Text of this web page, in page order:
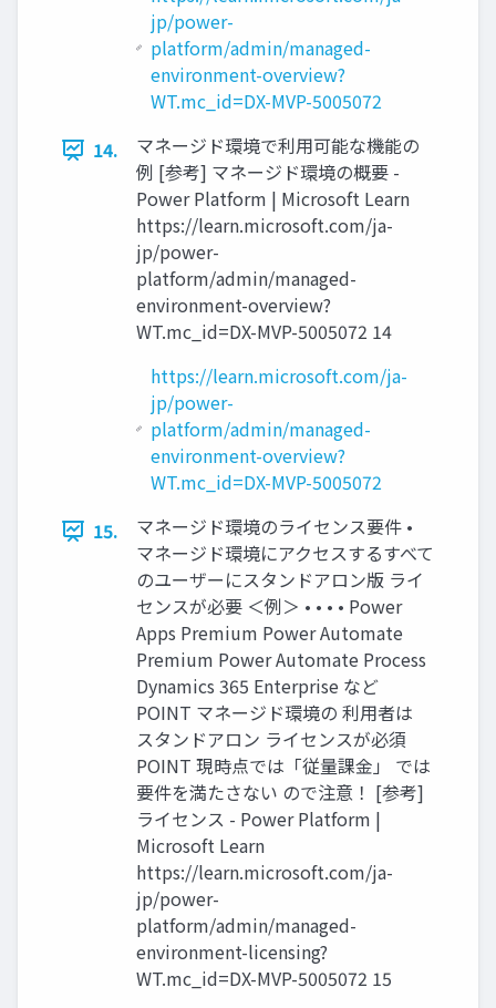
jp/power-
platform/admin/managed-
environment-overview?
WT.mc_id=DX-MVP-5005072
14.
マネージド環境で利用可能な機能の
例 [参考] マネージド環境の概要 -
Power Platform | Microsoft Learn
https://learn.microsoft.com/ja-
jp/power-
platform/admin/managed-
environment-overview?
WT.mc_id=DX-MVP-5005072 14
https://learn.microsoft.com/ja-
jp/power-
platform/admin/managed-
environment-overview?
WT.mc_id=DX-MVP-5005072
15.
マネージド環境のライセンス要件 •
マネージド環境にアクセスするすべて
のユーザーにスタンドアロン版 ライ
センスが必要 ＜例＞ • • • • Power
Apps Premium Power Automate
Premium Power Automate Process
Dynamics 365 Enterprise など
POINT マネージド環境の 利用者は
スタンドアロン ライセンスが必須
POINT 現時点では「従量課金」 では
要件を満たさない ので注意！ [参考]
ライセンス - Power Platform |
Microsoft Learn
https://learn.microsoft.com/ja-
jp/power-
platform/admin/managed-
environment-licensing?
WT.mc_id=DX-MVP-5005072 15